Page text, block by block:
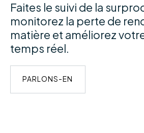
Faites le suivi de la
monitorez la perte de
matière et améliorez
temps réel.
PARLONS-EN